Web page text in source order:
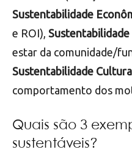
Sustentabilidade
e ROI), Sustentabilidade
estar da comunidade/
Sustentabilidade
comportamento dos
Quais são 3
sustentáveis?